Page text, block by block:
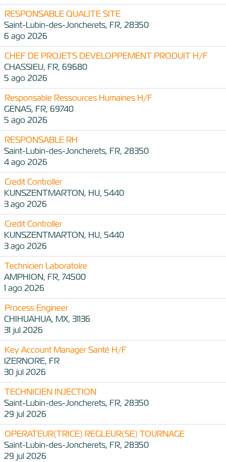
RESPONSABLE QUALITE SITE
Saint-Lubin-des-Joncherets, FR, 28350
6 ago 2026
CHEF DE PROJETS DEVELOPPEMENT PRODUIT H/F
CHASSIEU, FR, 69680
5 ago 2026
Responsable Ressources Humaines H/F
GENAS, FR, 69740
5 ago 2026
RESPONSABLE RH
Saint-Lubin-des-Joncherets, FR, 28350
4 ago 2026
Credit Controller
KUNSZENTMARTON, HU, 5440
3 ago 2026
Credit Controller
KUNSZENTMARTON, HU, 5440
3 ago 2026
Technicien Laboratoire
AMPHION, FR, 74500
1 ago 2026
Process Engineer
CHIHUAHUA, MX, 31136
31 jul 2026
Key Account Manager Santé H/F
IZERNORE, FR
30 jul 2026
TECHNICIEN INJECTION
Saint-Lubin-des-Joncherets, FR, 28350
29 jul 2026
OPERATEUR(TRICE) REGLEUR(SE) TOURNAGE
Saint-Lubin-des-Joncherets, FR, 28350
29 jul 2026